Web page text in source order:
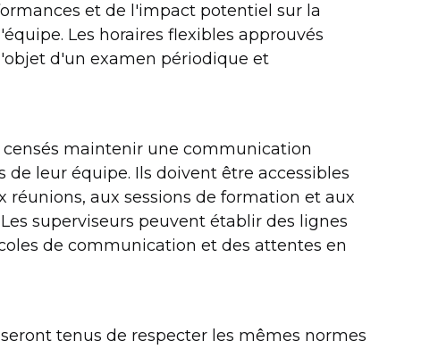
et de l'impact potentiel sur la
Les horaires flexibles approuvés
d'un examen périodique et
maintenir une communication
leur équipe. Ils doivent être accessibles
aux sessions de formation et aux
superviseurs peuvent établir des lignes
de communication et des attentes en
tenus de respecter les mêmes normes